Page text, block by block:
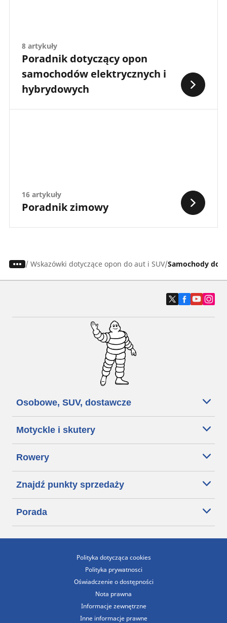
8 artykuły
Poradnik dotyczący opon
samochodów elektrycznych i
hybrydowych
16 artykuły
Poradnik zimowy
/ Wskazówki dotyczące opon do aut i SUV Samochody
Osobowe, SUV, dostawcze
Motyckle i skutery
Rowery
Znajdź punkty sprzedaży
Porada
Polityka dotycząca cookies
Polityka prywatnosci
Oświadczenie o dostępności
Nota prawna
Informacje zewnętrzne
Inne informacje prawne